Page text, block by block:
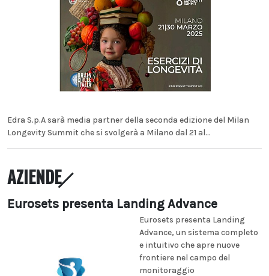
Edra S.p.A sarà media partner della seconda edizione del Milan
Longevity Summit che si svolgerà a Milano dal 21 al...
AZIENDE
Eurosets presenta Landing Advance
Eurosets presenta Landing
Advance, un sistema completo
e intuitivo che apre nuove
frontiere nel campo del
monitoraggio